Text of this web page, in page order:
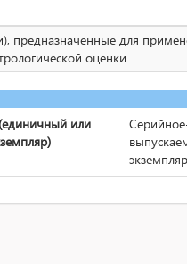
предназначенные для
оценки
или
экземпляр